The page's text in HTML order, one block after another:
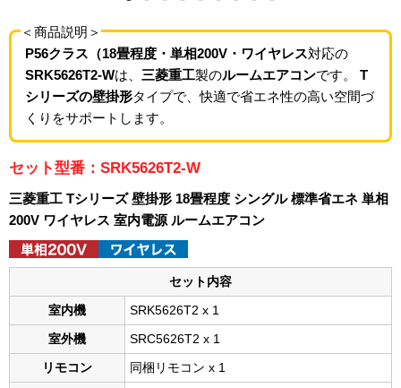
＜商品説明＞
P56クラス（18畳程度・単相200V・ワイヤレス対応の
SRK5626T2-Wは、 三菱重工製のルームエアコンです。 T
シリーズの壁掛形タイプで、快適で省エネ性の高い空間づ
くりをサポートします。
セット型番：SRK5626T2-W
三菱重工 Tシリーズ 壁掛形 18畳程度 シングル 標準省エネ 単相
200V ワイヤレス 室内電源 ルームエアコン
セット内容
室内機 SRK5626T2 x 1
室外機 SRC5626T2 x 1
リモコン 同梱リモコン x 1